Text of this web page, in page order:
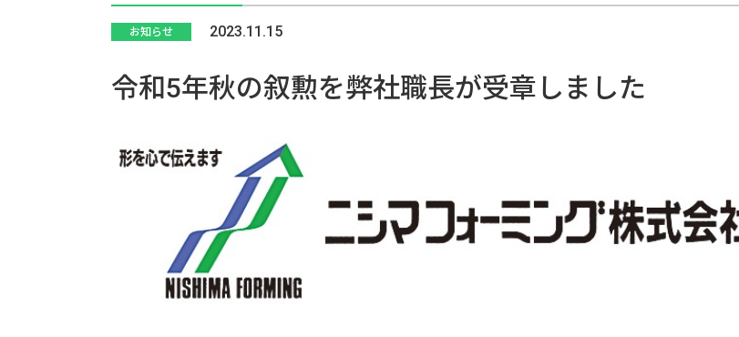
お知らせ 2023.11.15
令和5年秋の叙勲を弊社職長が受章しました